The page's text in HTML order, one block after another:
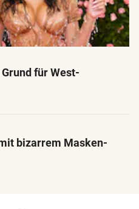
für West-
bizarrem Masken-